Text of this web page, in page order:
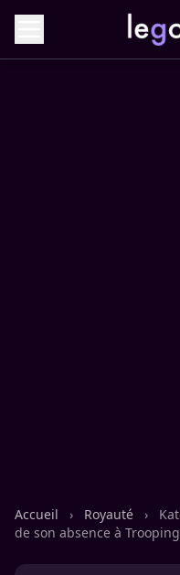
Accueil › Royauté ›
de son absence à